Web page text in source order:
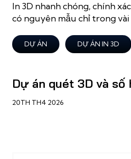
In 3D nhanh chóng, chính
có nguyên mẫu chỉ trong vài
DỰ ÁN DỰ ÁN IN 3D
Dự án quét 3D và số
20TH TH4 2026